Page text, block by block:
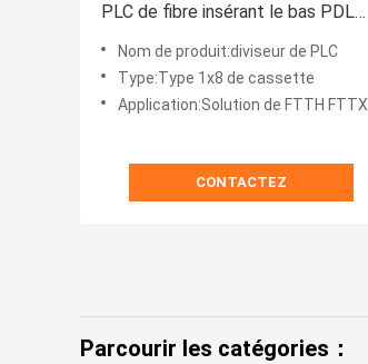
PLC de fibre insérant le bas PDL
Divisor De Fibra
Nom de produit:diviseur de PLC
Type:Type 1x8 de cassette
Application:Solution de FTTH FTTX
CONTACTEZ
Parcourir les catégories：